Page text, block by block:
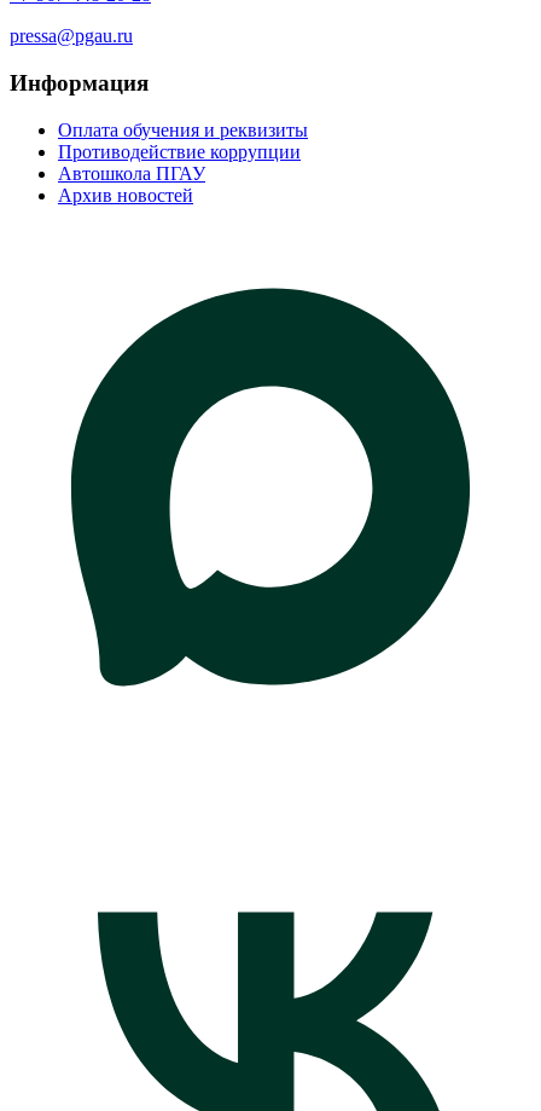
pressa@pgau.ru
Информация
Оплата обучения и реквизиты
Противодействие коррупции
Автошкола ПГАУ
Архив новостей